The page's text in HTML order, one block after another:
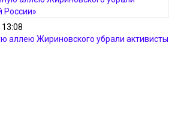
аллею Жириновского убрали активисты